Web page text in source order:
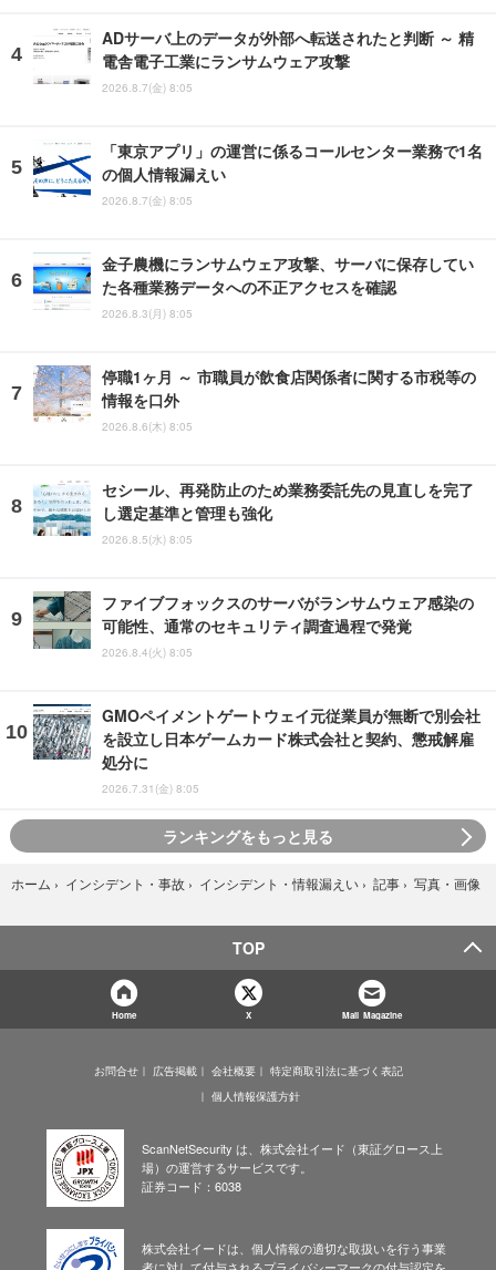
ADサーバ上のデータが外部へ転送されたと判断 ～ 精
電舎電子工業にランサムウェア攻撃
2026.8.7(金) 8:05
「東京アプリ」の運営に係るコールセンター業務で1名
の個人情報漏えい
2026.8.7(金) 8:05
金子農機にランサムウェア攻撃、サーバに保存してい
た各種業務データへの不正アクセスを確認
2026.8.3(月) 8:05
停職1ヶ月 ～ 市職員が飲食店関係者に関する市税等の
情報を口外
2026.8.6(木) 8:05
セシール、再発防止のため業務委託先の見直しを完了
し選定基準と管理も強化
2026.8.5(水) 8:05
ファイブフォックスのサーバがランサムウェア感染の
可能性、通常のセキュリティ調査過程で発覚
2026.8.4(火) 8:05
GMOペイメントゲートウェイ元従業員が無断で別会社
を設立し日本ゲームカード株式会社と契約、懲戒解雇
処分に
2026.7.31(金) 8:05
ランキングをもっと見る
ホーム › インシデント・事故 › インシデント・情報漏えい › 記事 › 写真・画像
TOP
Home X Mail Magazine
お問合せ 広告掲載 会社概要
特定商取引法に基づく表記
個人情報保護方針
ScanNetSecurity は、株式会社イード（東証グロース上
場）の運営するサービスです。
証券コード：6038
株式会社イードは、個人情報の適切な取扱いを行う事業